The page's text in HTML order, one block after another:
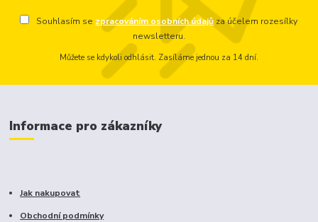
Souhlasím se zpracováním osobních údajů za účelem rozesílky
newsletteru.
Můžete se kdykoli odhlásit. Zasíláme jednou za 14 dní.
Informace pro zákazníky
Jak nakupovat
Obchodní podmínky